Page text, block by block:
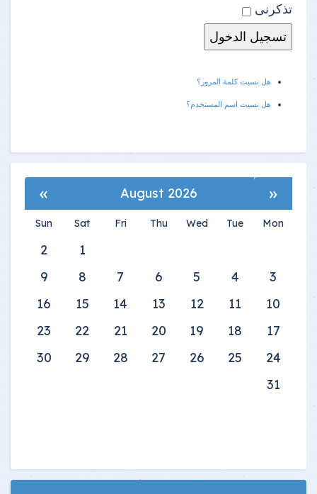
تذكرنى
هل نسيت كلمة المرور؟
هل نسيت اسم المستخدم؟
«
August 2026
»
Mon
Tue
Wed
Thu
Fri
Sat
Sun
1
2
3
4
5
6
7
8
9
10
11
12
13
14
15
16
17
18
19
20
21
22
23
24
25
26
27
28
29
30
31